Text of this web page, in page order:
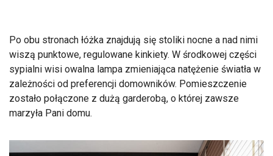
Po obu stronach łóżka znajdują się stoliki nocne a nad nimi
wiszą punktowe, regulowane kinkiety. W środkowej części
sypialni wisi owalna lampa zmieniająca natężenie światła w
zależności od preferencji domowników. Pomieszczenie
zostało połączone z dużą garderobą, o której zawsze
marzyła Pani domu.